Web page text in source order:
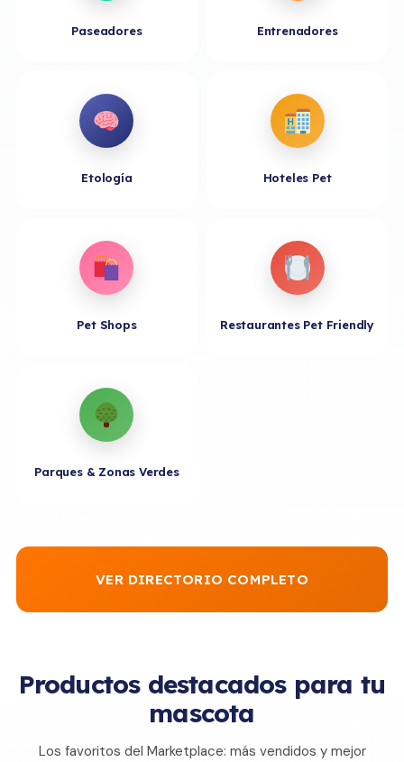
Paseadores Entrenadores
Etología Hoteles Pet
Pet Shops Restaurantes Pet Friendly
Parques & Zonas Verdes
VER DIRECTORIO COMPLETO
Productos destacados para tu
mascota
Los favoritos del Marketplace: más vendidos y mejor